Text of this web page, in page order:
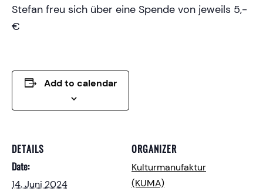
Stefan freu sich über eine Spende von jeweils 5,-
€
Add to calendar
DETAILS
Date:
14. Juni 2024
ORGANIZER
Kulturmanufaktur
(KUMA)